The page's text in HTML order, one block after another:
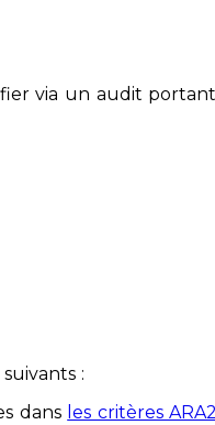
via un audit
:
dans les critères